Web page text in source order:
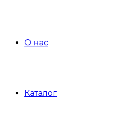
О нас
Каталог